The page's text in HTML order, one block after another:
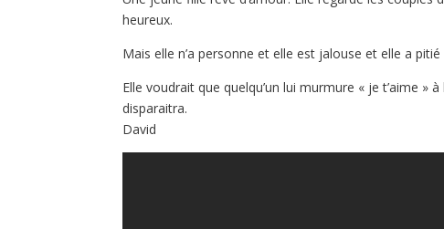
heureux.
Mais elle n’a personne et elle est jalouse et elle a pitié
Elle voudrait que quelqu’un lui murmure « je t’aime »
disparaitra.
David